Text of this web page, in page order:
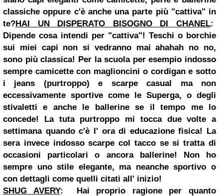
classiche oppure c'è anche una parte più "cattiva" in
te?HAI UN DISPERATO BISOGNO DI CHANEL:
Dipende cosa intendi per "cattiva"! Teschi o borchie
sui miei capi non si vedranno mai ahahah no no,
sono più classica! Per la scuola per esempio indosso
sempre camicette con maglioncini o cordigan e sotto
i jeans (purtroppo) e scarpe casual ma non
eccessivamente sportive come le Superga, o degli
stivaletti e anche le ballerine se il tempo me lo
concede! La tuta purtroppo mi tocca due volte a
settimana quando c'è l' ora di educazione fisica! La
sera invece indosso scarpe col tacco se si tratta di
occasioni particolari o ancora ballerine! Non ho
sempre uno stile elegante, ma neanche sportivo o
con dettagli come quelli citati all' inizio!
SHUG AVERY: Hai proprio ragione per quanto